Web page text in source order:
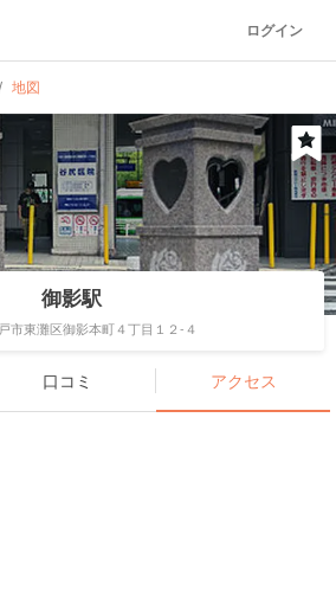
ログイン
地図
御影駅
市東灘区御影本町４丁目１２-４
口コミ アクセス